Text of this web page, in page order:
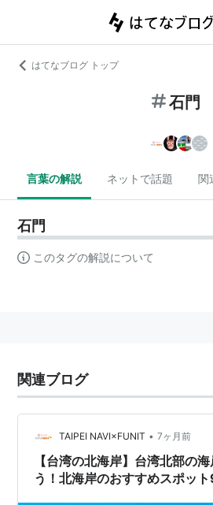
はてなブログ トップ
石門
言葉の解説 ネットで話題 関
石門
このタグの解説について
関連ブログ
TAIPEI NAVI×FUNIT • 7ヶ月前
【台湾の北海岸】台湾北部の
う！北海岸のおすすめスポッ